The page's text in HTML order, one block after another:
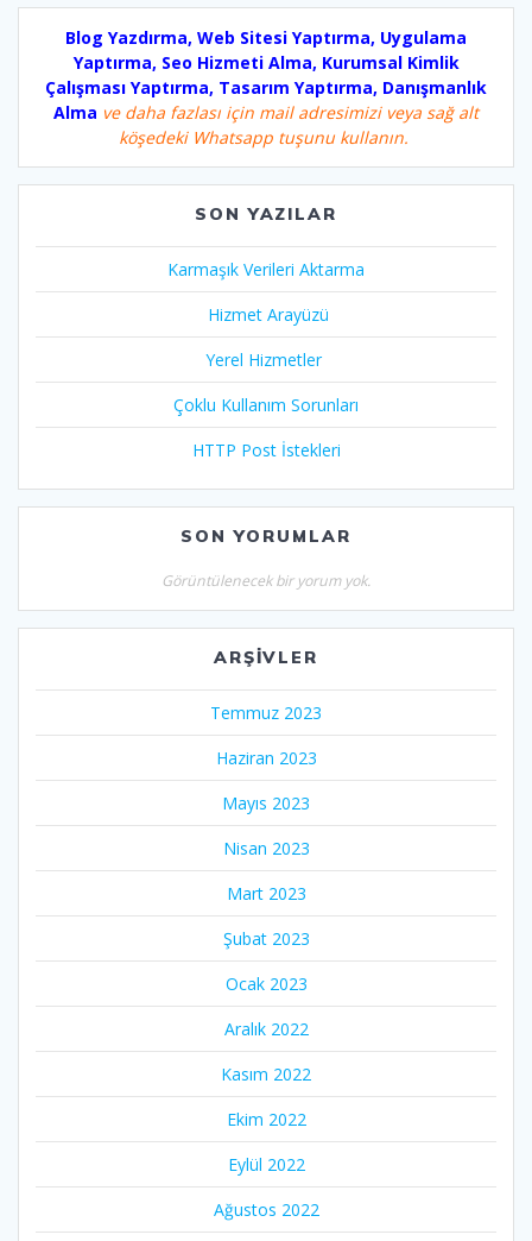
Blog Yazdırma, Web Sitesi Yaptırma, Uygulama
Yaptırma, Seo Hizmeti Alma, Kurumsal Kimlik
Çalışması Yaptırma, Tasarım Yaptırma, Danışmanlık
Alma ve daha fazlası için mail adresimizi veya sağ alt
köşedeki Whatsapp tuşunu kullanın.
SON YAZILAR
Karmaşık Verileri Aktarma
Hizmet Arayüzü
Yerel Hizmetler
Çoklu Kullanım Sorunları
HTTP Post İstekleri
SON YORUMLAR
Görüntülenecek bir yorum yok.
ARŞIVLER
Temmuz 2023
Haziran 2023
Mayıs 2023
Nisan 2023
Mart 2023
Şubat 2023
Ocak 2023
Aralık 2022
Kasım 2022
Ekim 2022
Eylül 2022
Ağustos 2022